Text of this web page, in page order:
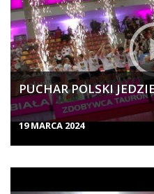
PUCHAR POLSKI
19 MARCA 2024